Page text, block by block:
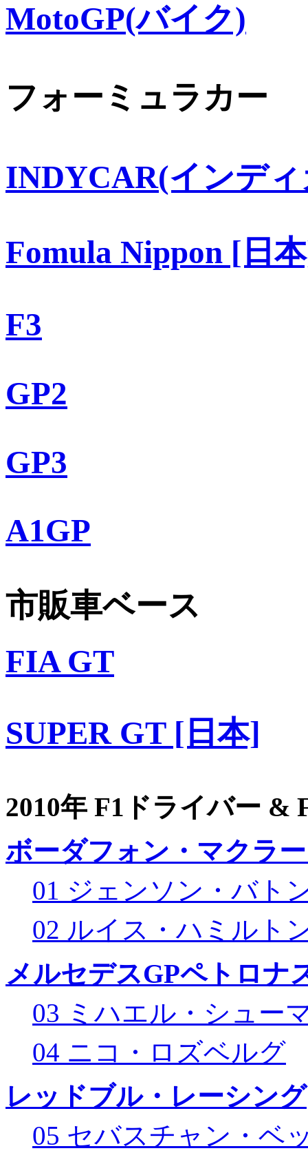
MotoGP(バイク)
フォーミュラカー
INDYCAR(インデ
Fomula Nippon [日
F3
GP2
GP3
A1GP
市販車ベース
FIA GT
SUPER GT [日本]
2010年 F1ドライバー &
ボーダフォン・マクラ
01 ジェンソン・バト
02 ルイス・ハミルト
メルセデスGPペトロナ
03 ミハエル・シュー
04 ニコ・ロズベルグ
レッドブル・レーシング
05 セバスチャン・ベ